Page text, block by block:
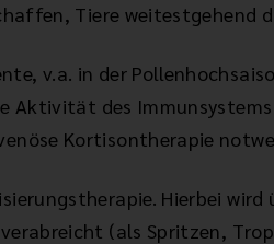
Tiere weitestgehend
v.a. in der
Aktivität des
Kortisontherapie
Hierbei
(als Spritzen,